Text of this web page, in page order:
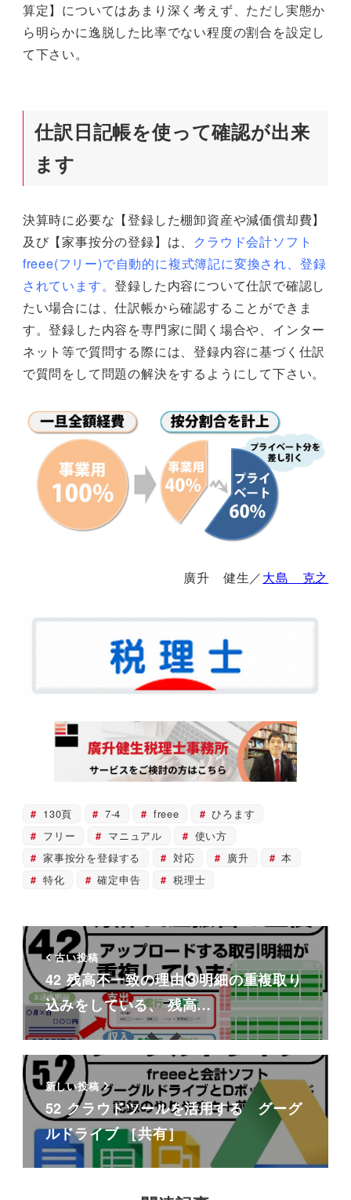
算定】についてはあまり深く考えず、ただし実態か
ら明らかに逸脱した比率でない程度の割合を設定し
て下さい。
仕訳日記帳を使って確認が出来
ます
決算時に必要な【登録した棚卸資産や減価償却費】
及び【家事按分の登録】は、 クラウド会計ソフト
freee(フリー)で自動的に複式簿記に変換され、登録
されています。登録した内容について仕訳で確認し
たい場合には、仕訳帳から確認することができま
す。登録した内容を専門家に聞く場合や、インター
ネット等で質問する際には、登録内容に基づく仕訳
で質問をして問題の解決をするようにして下さい。
廣升 健生／大島 克之
130頁 7-4 freee
ひろます
フリー
マニュアル
使い方
家事按分を登録する
対応 廣升
本
特化
確定申告 税理士
古い投稿
42 残高不一致の理由③明細の重複取り
込みをしている、 残高…
新しい投稿
52 クラウドツールを活用する グーグ
ルドライブ ［共有］